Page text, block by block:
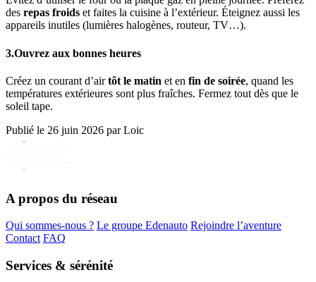
des repas froids et faites la cuisine à l’extérieur. Éteignez aussi les
appareils inutiles (lumières halogènes, routeur, TV…).
3.Ouvrez aux bonnes heures
Créez un courant d’airtôt le matin et en fin de soirée, quand les
températures extérieures sont plus fraîches. Fermez tout dès que le
soleil tape.
Publié le 26 juin 2026 par Loic
A propos du réseau
Qui sommes-nous ? Le groupe Edenauto Rejoindre l’aventure
Contact FAQ
Services & sérénité